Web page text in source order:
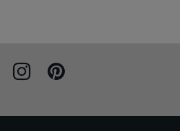
FacebookInstagramPinterest